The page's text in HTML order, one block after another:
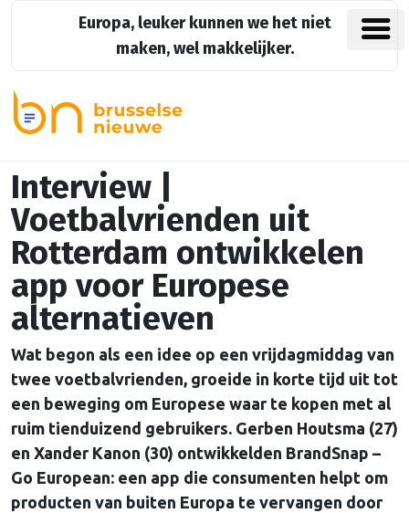
Europa, leuker kunnen we het niet
maken, wel makkelijker.
Interview |
Voetbalvrienden uit
Rotterdam ontwikkelen
app voor Europese
alternatieven
Wat begon als een idee op een vrijdagmiddag van
twee voetbalvrienden, groeide in korte tijd uit tot
een beweging om Europese waar te kopen met al
ruim tienduizend gebruikers. Gerben Houtsma (27)
en Xander Kanon (30) ontwikkelden BrandSnap –
Go European: een app die consumenten helpt om
producten van buiten Europa te vervangen door